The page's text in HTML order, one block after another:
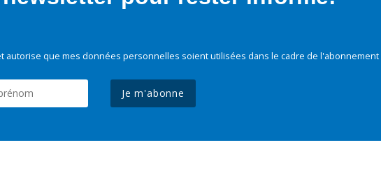
autorise que mes données personnelles soient utilisées dans le cadre de
Je m'abonne